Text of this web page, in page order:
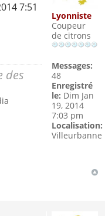
7:51
des
Lyonniste
Coupeur
de citrons
Messages:
48
Enregistré
le: Dim Jan
19, 2014
7:03 pm
Localisation:
Villeurbanne